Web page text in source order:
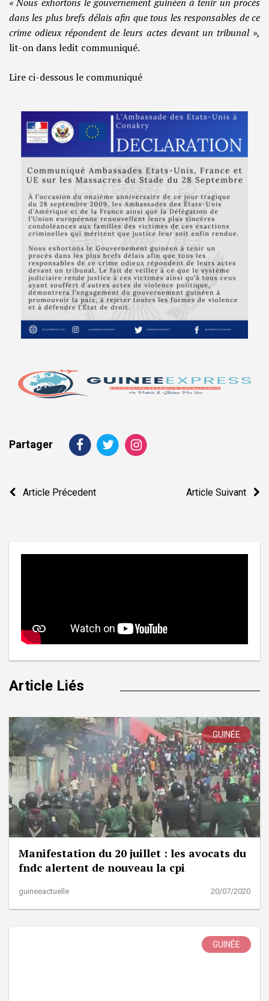
dans les plus brefs délais afin que tous les responsables de ce
crime odieux répondent de leurs actes devant un tribunal »,
lit-on dans ledit communiqué.
Lire ci-dessous le communiqué
Partager
Navigation
Article Précedent Article Suivant
Article Liés
GUINÉE
Manifestation du 20 juillet : les avocats du
fndc alertent de nouveau la cpi
guineeactuelle 20/07/2020
GUINÉE